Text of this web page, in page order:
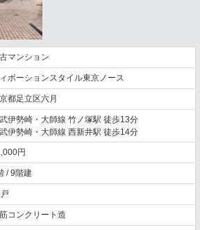
マンション
ボーションスタイル東京ノース
都足立区六月
伊勢崎・大師線 竹ノ塚駅 徒歩13分
伊勢崎・大師線 西新井駅 徒歩14分
円
/ 9階建
コンクリート造